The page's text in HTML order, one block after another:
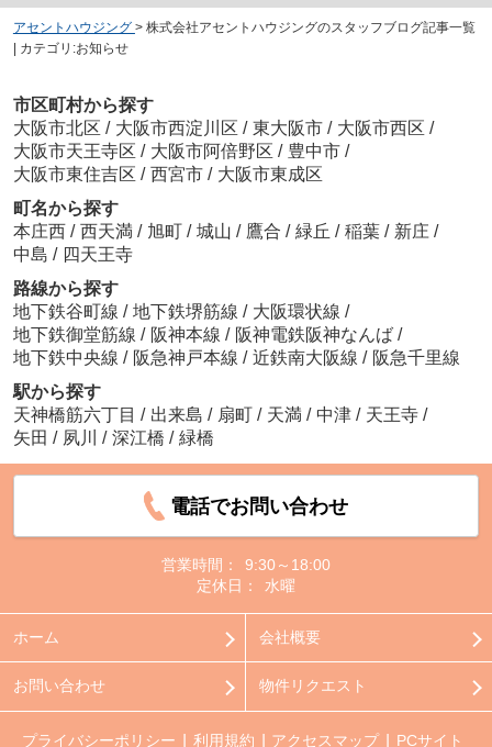
アセントハウジング > 株式会社アセントハウジングのスタッフブログ記事一覧
| カテゴリ:お知らせ
市区町村から探す
大阪市北区 / 大阪市西淀川区 / 東大阪市 / 大阪市西区 /
大阪市天王寺区 / 大阪市阿倍野区 / 豊中市 /
大阪市東住吉区 / 西宮市 / 大阪市東成区
町名から探す
本庄西 / 西天満 / 旭町 / 城山 / 鷹合 / 緑丘 / 稲葉 / 新庄 /
中島 / 四天王寺
路線から探す
地下鉄谷町線 / 地下鉄堺筋線 / 大阪環状線 /
地下鉄御堂筋線 / 阪神本線 / 阪神電鉄阪神なんば /
地下鉄中央線 / 阪急神戸本線 / 近鉄南大阪線 / 阪急千里線
駅から探す
天神橋筋六丁目 / 出来島 / 扇町 / 天満 / 中津 / 天王寺 /
矢田 / 夙川 / 深江橋 / 緑橋
電話でお問い合わせ
営業時間：
9:30～18:00
定休日：
水曜
ホーム 会社概要
お問い合わせ 物件リクエスト
プライバシーポリシー 利用規約 アクセスマップ PCサイト